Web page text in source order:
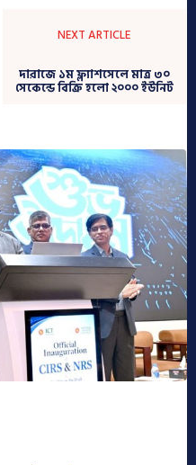
NEXT ARTICLE
দারাজে ১ম ফ্ল্যাশসেলে মাত্র ৩০
সেকেন্ডে বিক্রি হলো ২০০০ ইউনিট